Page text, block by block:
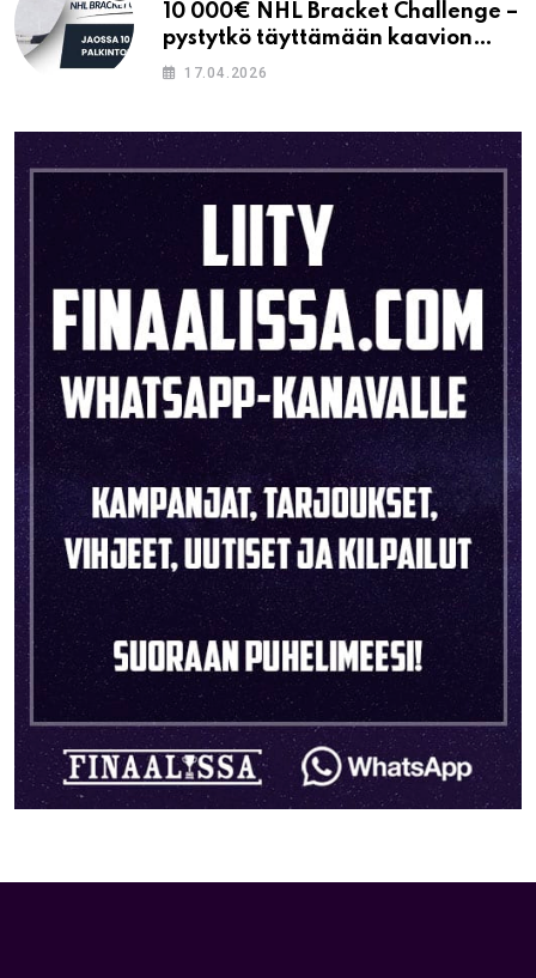
10 000€ NHL Bracket Challenge –
pystytkö täyttämään kaavion
oikein?
17.04.2026